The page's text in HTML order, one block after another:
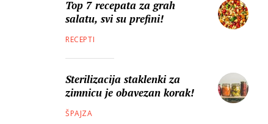
Top 7 recepata za grah
salatu, svi su prefini!
RECEPTI
Sterilizacija staklenki za
zimnicu je obavezan korak!
ŠPAJZA